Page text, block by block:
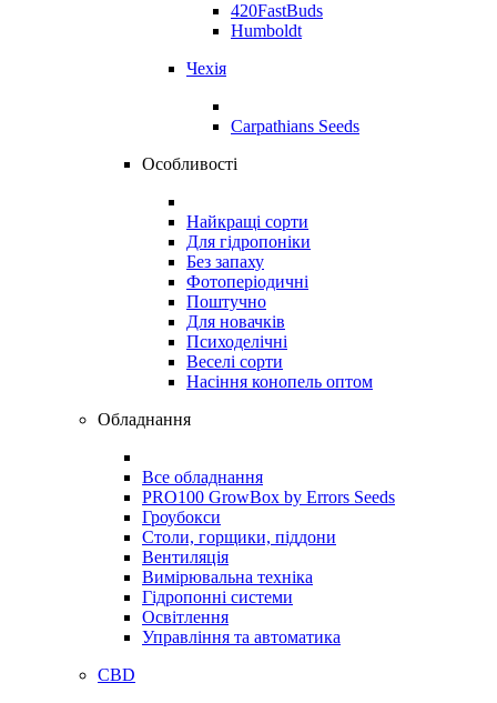
420FastBuds
Humboldt
Чехія
Carpathians Seeds
Особливості
Найкращі сорти
Для гідропоніки
Без запаху
Фотоперіодичні
Поштучно
Для новачків
Психоделічні
Веселі сорти
Насіння конопель оптом
Обладнання
Все обладнання
PRO100 GrowBox by Errors Seeds
Гроубокси
Столи, горщики, піддони
Вентиляція
Вимірювальна техніка
Гідропонні системи
Освітлення
Управління та автоматика
CBD